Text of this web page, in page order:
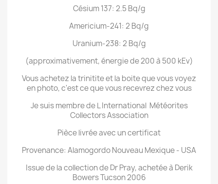
Césium 137: 2.5 Bq/g
Americium-241: 2 Bq/g
Uranium-238: 2 Bq/g
(approximativement, énergie de 200 à 500 kEv)
Vous achetez la trinitite et la boite que vous voyez
en photo, c'est ce que vous recevrez chez vous
Je suis membre de L International Météorites
Collectors Association
Pièce livrée avec un certificat
Provenance: Alamogordo Nouveau Mexique - USA
Issue de la collection de Dr Pray, achetée à Derik
Bowers Tucson 2006